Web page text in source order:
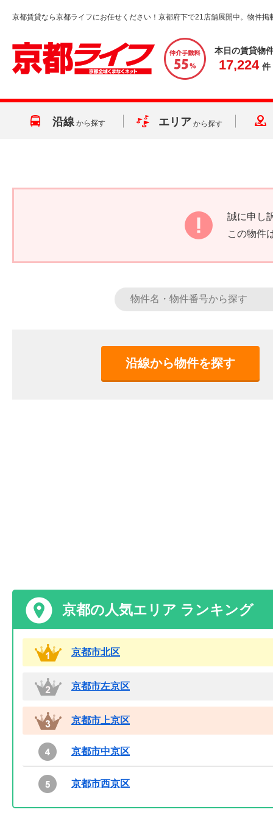
京都賃貸なら京都ライフにお任せください！京都府下で21店舗展開中。物件掲
本日の賃貸物
17,224 件
沿線 から探す エリア から探す
誠に申し
この物件
沿線から物件を探す
京都の人気エリア ランキング
京都市北区
京都市左京区
京都市上京区
京都市中京区
京都市西京区